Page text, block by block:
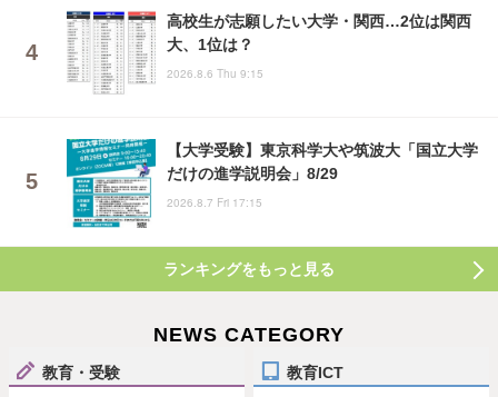
高校生が志願したい大学・関西…2位は関西
大、1位は？
2026.8.6 Thu 9:15
【大学受験】東京科学大や筑波大「国立大学
だけの進学説明会」8/29
2026.8.7 Fri 17:15
ランキングをもっと見る
NEWS CATEGORY
教育・受験 教育ICT